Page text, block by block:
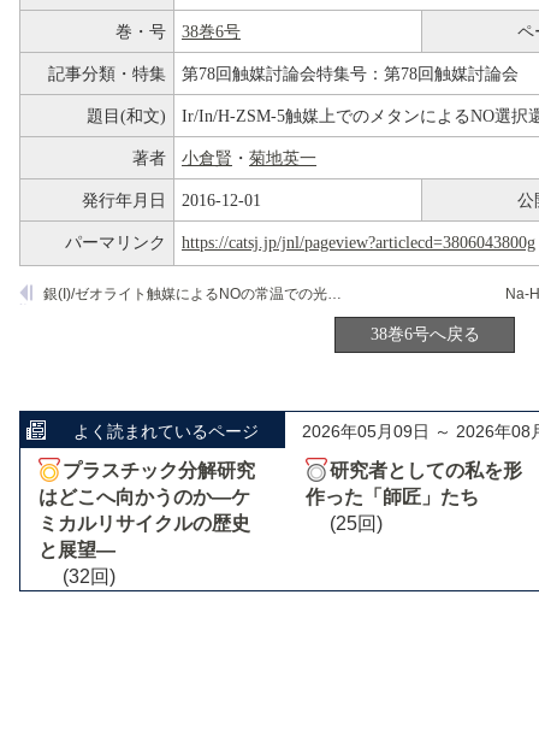
巻・号 38巻6号 ペ
記事分類・特集 第78回触媒討論会特集号：第78回触媒討論会
題目(和文) Ir/In/H-ZSM-5触媒上でのメタンによるNO選択
著者 小倉賢 ・ 菊地英一
発行年月日 2016-12-01 公
パーマリンク https://catsj.jp/jnl/pageview?articlecd=3806043800g
Na-
銀(I)/ゼオライト触媒によるNOの常温での光触媒分解
38巻6号へ戻る
よく読まれているページ 2026年05月09日 ～ 2026年08
プラスチック分解研究
はどこへ向かうのか―ケ
ミカルリサイクルの歴史
と展望―
(32回)
研究者としての私を形
作った「師匠」たち
(25回)